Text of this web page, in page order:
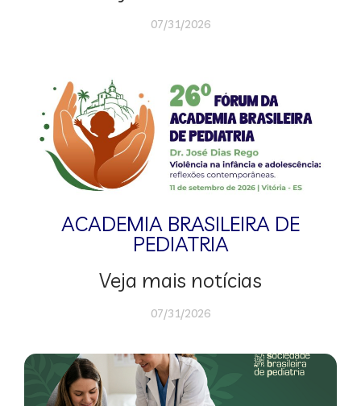
07/31/2026
ACADEMIA BRASILEIRA DE
PEDIATRIA
Veja mais notícias
07/31/2026